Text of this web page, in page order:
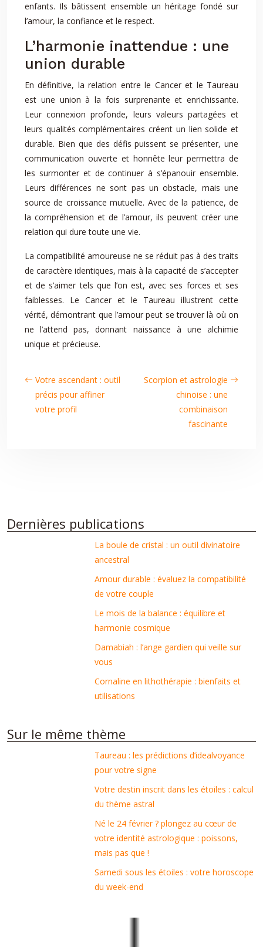
enfants. Ils bâtissent ensemble un héritage fondé sur
l’amour, la confiance et le respect.
L’harmonie inattendue : une
union durable
En définitive, la relation entre le Cancer et le Taureau
est une union à la fois surprenante et enrichissante.
Leur connexion profonde, leurs valeurs partagées et
leurs qualités complémentaires créent un lien solide et
durable. Bien que des défis puissent se présenter, une
communication ouverte et honnête leur permettra de
les surmonter et de continuer à s’épanouir ensemble.
Leurs différences ne sont pas un obstacle, mais une
source de croissance mutuelle. Avec de la patience, de
la compréhension et de l’amour, ils peuvent créer une
relation qui dure toute une vie.
La compatibilité amoureuse ne se réduit pas à des traits
de caractère identiques, mais à la capacité de s’accepter
et de s’aimer tels que l’on est, avec ses forces et ses
faiblesses. Le Cancer et le Taureau illustrent cette
vérité, démontrant que l’amour peut se trouver là où on
ne l’attend pas, donnant naissance à une alchimie
unique et précieuse.
Votre ascendant : outil
précis pour affiner
votre profil
Scorpion et astrologie
chinoise : une
combinaison
fascinante
Dernières publications
La boule de cristal : un outil divinatoire
ancestral
Amour durable : évaluez la compatibilité
de votre couple
Le mois de la balance : équilibre et
harmonie cosmique
Damabiah : l’ange gardien qui veille sur
vous
Cornaline en lithothérapie : bienfaits et
utilisations
Sur le même thème
Taureau : les prédictions d’idealvoyance
pour votre signe
Votre destin inscrit dans les étoiles : calcul
du thème astral
Né le 24 février ? plongez au cœur de
votre identité astrologique : poissons,
mais pas que !
Samedi sous les étoiles : votre horoscope
du week-end